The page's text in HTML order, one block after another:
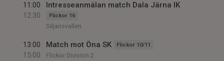
11:00
12:30
Intresseanmälan match Dala Järna IK
Flickor 16
Siljansvallen
13:00
15:00
Match mot Öna SK Flickor 10/11
Flickor Division 2